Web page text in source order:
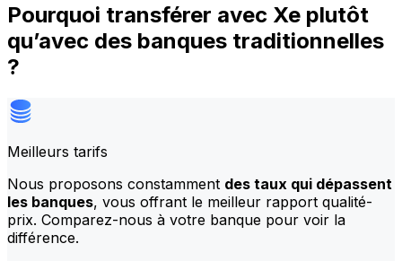
Pourquoi transférer avec Xe plutôt
qu’avec des banques traditionnelles
?
Meilleurs tarifs
Nous proposons constamment des taux qui dépassent
les banques, vous offrant le meilleur rapport qualité-
prix. Comparez-nous à votre banque pour voir la
différence.